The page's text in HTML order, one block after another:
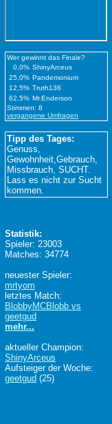
Wer gewinnt das Finale?
0,0% ShinyArceus
25,0% Pandemonium
12,5% Truth136
62,5% Mr.Enderson
Stimmen: 8
vergangene Umfragen
Tipp des Tages:
Genuss,
Gewohnheit,Gebrauch,
Missbrauch, SUCHT.
Lass es nicht zur Sucht
kommen.
Statistik:
Spieler: 23003
Matches: 34774
neuester Spieler:
mrtyom
letztes Match:
BlobbyMCBlobb vs
geetgud
mehr...
aktueller Champion:
ShinyArceus
Aufsteiger der Woche:
geetgud (25)